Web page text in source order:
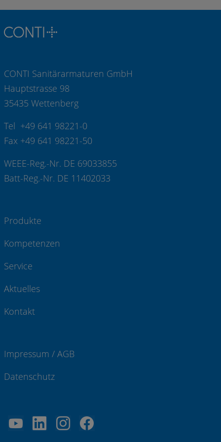
CONTI Sanitärarmaturen GmbH
Hauptstrasse 98
35435 Wettenberg
Tel +49 641 98221-0
Fax +49 641 98221-50
WEEE-Reg.-Nr. DE 69033855
Batt-Reg.-Nr. DE 11402033
Produkte
Kompetenzen
Service
Aktuelles
Kontakt
Impressum / AGB
Datenschutz